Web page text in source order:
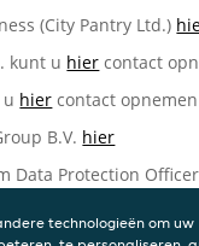
(City Pantry Ltd.)
kunt u hier contact
u hier contact opnemen
B.V. hier
Data Protection
technologieën om uw